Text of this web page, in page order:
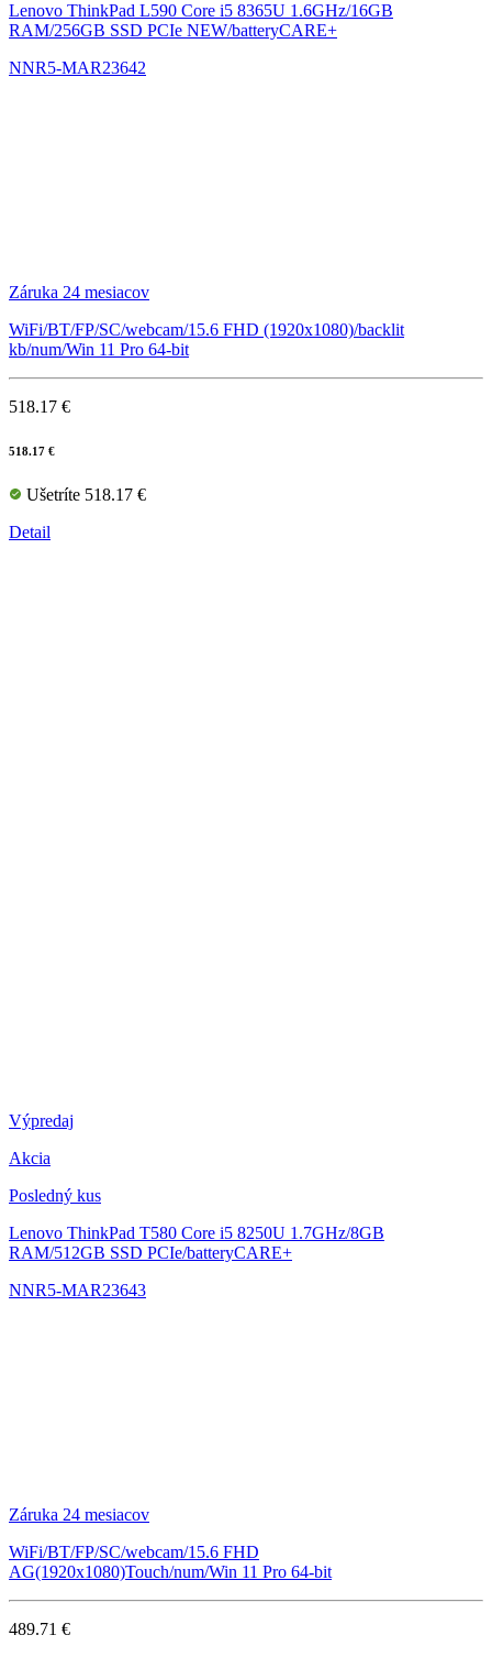
Lenovo ThinkPad L590 Core i5 8365U 1.6GHz/16GB
RAM/256GB SSD PCIe NEW/batteryCARE+
NNR5-MAR23642
Záruka 24 mesiacov
WiFi/BT/FP/SC/webcam/15.6 FHD (1920x1080)/backlit
kb/num/Win 11 Pro 64-bit
518.17 €
518.17 €
Ušetríte 518.17 €
Detail
Výpredaj
Akcia
Posledný kus
Lenovo ThinkPad T580 Core i5 8250U 1.7GHz/8GB
RAM/512GB SSD PCIe/batteryCARE+
NNR5-MAR23643
Záruka 24 mesiacov
WiFi/BT/FP/SC/webcam/15.6 FHD
AG(1920x1080)Touch/num/Win 11 Pro 64-bit
489.71 €